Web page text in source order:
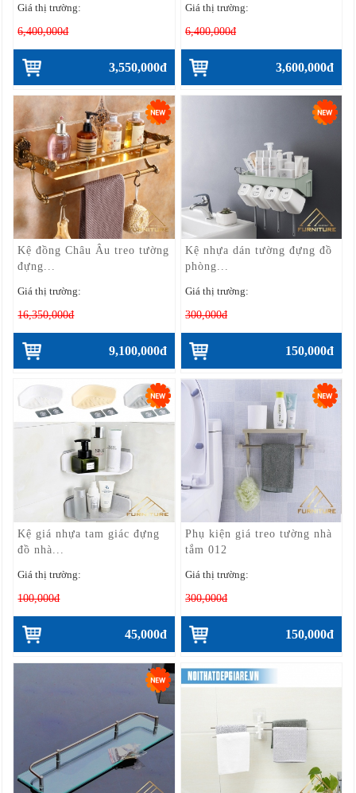
Giá thị trường:
6,400,000đ
3,550,000đ
Giá thị trường:
6,400,000đ
3,600,000đ
Kệ đồng Châu Âu treo tường
đựng...
Giá thị trường:
16,350,000đ
9,100,000đ
Kệ nhựa dán tường đựng đồ
phòng...
Giá thị trường:
300,000đ
150,000đ
Kệ giá nhựa tam giác đựng
đồ nhà...
Giá thị trường:
100,000đ
45,000đ
Phụ kiện giá treo tường nhà
tắm 012
Giá thị trường:
300,000đ
150,000đ